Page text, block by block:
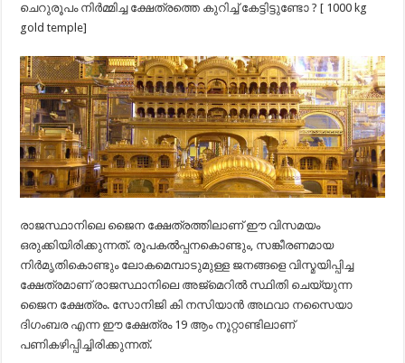
ചെറുരൂപം നിർമ്മിച്ച ക്ഷേത്രത്തെ കുറിച്ച് കേട്ടിട്ടുണ്ടോ ? [ 1000 kg
gold temple]
രാജസ്ഥാനിലെ ജൈന ക്ഷേത്രത്തിലാണ് ഈ വിസമയം
ഒരുക്കിയിരിക്കുന്നത്. രൂപകൽപ്പനകൊണ്ടും, സങ്കീരണമായ
നിർമൃതികൊണ്ടും ലോകമെമ്പാടുമുള്ള ജനങ്ങളെ വിസ്മയിപ്പിച്ച
ക്ഷേത്രമാണ് രാജസ്ഥാനിലെ അജ്‌മെറിൽ സ്ഥിതി ചെയ്യുന്ന
ജൈന ക്ഷേത്രം. സോനിജി കി നസിയാൻ അഥവാ നസൈയാ
ദിഗംബര എന്ന ഈ ക്ഷേത്രം 19 ആം നൂറ്റാണ്ടിലാണ്
പണികഴിപ്പിച്ചിരിക്കുന്നത്.